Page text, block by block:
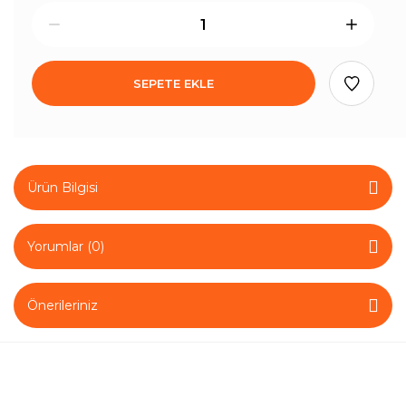
SEPETE EKLE
Ürün Bilgisi
Yorumlar (0)
Önerileriniz